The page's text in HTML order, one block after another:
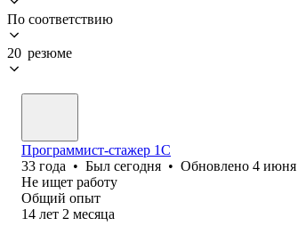
По соответствию
20 резюме
Программист-стажер 1C
33 года • Был сегодня • Обновлено 4 июня
Не ищет работу
Общий опыт
14 лет 2 месяца